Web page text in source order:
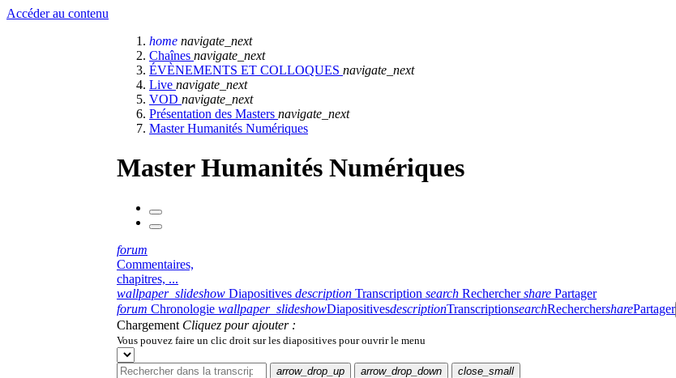
Accéder au contenu
home navigate_next
Chaînes navigate_next
ÉVÈNEMENTS ET COLLOQUES navigate_next
Live navigate_next
VOD navigate_next
Présentation des Masters navigate_next
Master Humanités Numériques
Master Humanités Numériques
forum
Commentaires,
chapitres, ...
wallpaper_slideshow Diapositives description Transcription search Rechercher share Partager
forum Chronologie wallpaper_slideshowDiapositivesdescriptionTranscriptionsearchRecherchersharePartager
Chargement Cliquez pour ajouter :
Vous pouvez faire un clic droit sur les diapositives pour ouvrir le menu
arrow_drop_up arrow_drop_down close_small